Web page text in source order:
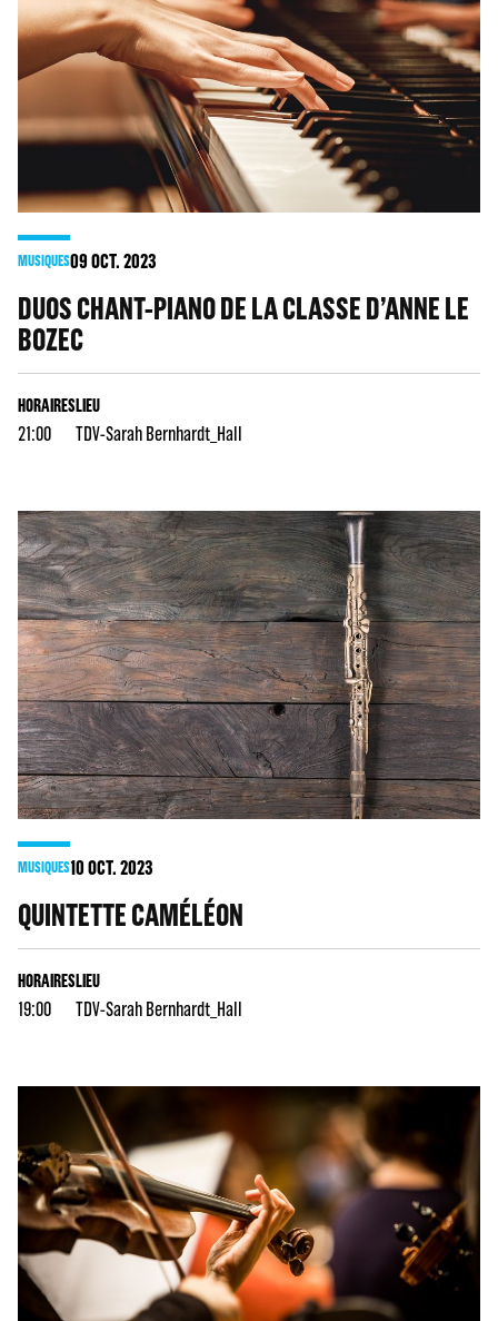
MUSIQUES09OCT. 2023
DUOS CHANT-PIANO DE LA CLASSE D’ANNE LE
BOZEC
HORAIRES
21:00
LIEU
TDV-Sarah Bernhardt_Hall
MUSIQUES10OCT. 2023
QUINTETTE CAMÉLÉON
HORAIRES
19:00
LIEU
TDV-Sarah Bernhardt_Hall